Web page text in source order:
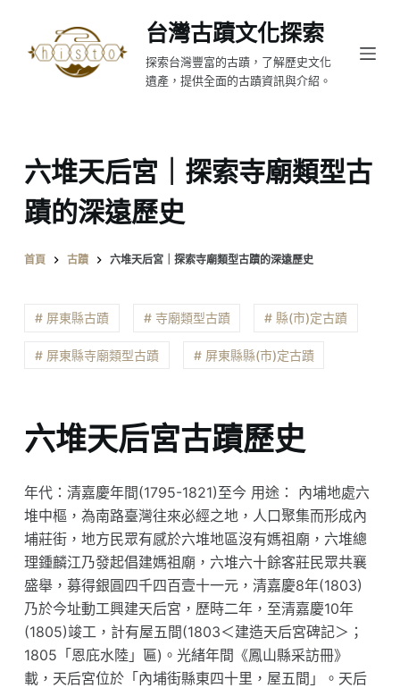
至
台灣古蹟文化探索
探索台灣豐富的古蹟，了解歷史文化
遺產，提供全面的古蹟資訊與介紹。
六堆天后宮｜探索寺廟類型古
蹟的深遠歷史
首頁 古蹟 六堆天后宮｜探索寺廟類型古蹟的深遠歷史
# 屏東縣古蹟 # 寺廟類型古蹟 # 縣(市)定古蹟
# 屏東縣寺廟類型古蹟 # 屏東縣縣(市)定古蹟
六堆天后宮古蹟歷史
年代：清嘉慶年間(1795-1821)至今 用途： 內埔地處六
堆中樞，為南路臺灣往來必經之地，人口聚集而形成內
埔莊街，地方民眾有感於六堆地區沒有媽祖廟，六堆總
理鍾麟江乃發起倡建媽祖廟，六堆六十餘客莊民眾共襄
盛舉，募得銀圓四千四百壹十一元，清嘉慶8年(1803)
乃於今址動工興建天后宮，歷時二年，至清嘉慶10年
(1805)竣工，計有屋五間(1803＜建造天后宮碑記＞；
1805「恩庇水陸」匾)。光緒年間《鳳山縣采訪冊》
載，天后宮位於「內埔街縣東四十里，屋五間」。天后